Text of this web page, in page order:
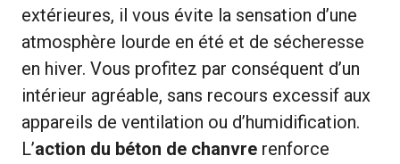
extérieures, il vous évite la sensation d’une
atmosphère lourde en été et de sécheresse
en hiver. Vous profitez par conséquent d’un
intérieur agréable, sans recours excessif aux
appareils de ventilation ou d’humidification.
L’action du béton de chanvre renforce